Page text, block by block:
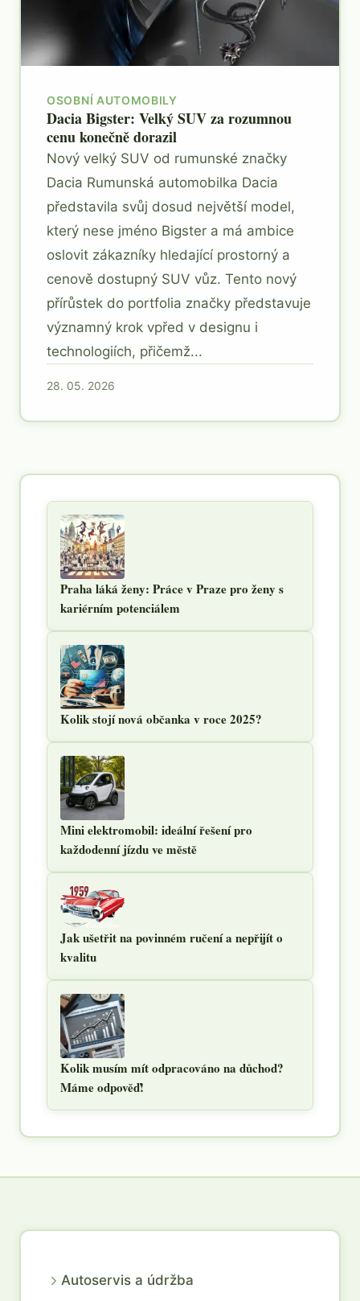
OSOBNÍ AUTOMOBILY
Dacia Bigster: Velký SUV za rozumnou
cenu konečně dorazil
Nový velký SUV od rumunské značky
Dacia Rumunská automobilka Dacia
představila svůj dosud největší model,
který nese jméno Bigster a má ambice
oslovit zákazníky hledající prostorný a
cenově dostupný SUV vůz. Tento nový
přírůstek do portfolia značky představuje
významný krok vpřed v designu i
technologiích, přičemž...
28. 05. 2026
Praha láká ženy: Práce v Praze pro ženy s
kariérním potenciálem
Kolik stojí nová občanka v roce 2025?
Mini elektromobil: ideální řešení pro
každodenní jízdu ve městě
Jak ušetřit na povinném ručení a nepřijít o
kvalitu
Kolik musím mít odpracováno na důchod?
Máme odpověď!
Autoservis a údržba